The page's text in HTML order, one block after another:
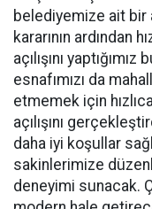
belediyemize ait bir
kararının ardından
açılışını
esnafımızı da
etmemek için
açılışını
daha iyi koşullar
sakinlerimize
deneyimi sunacak.